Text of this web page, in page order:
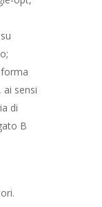
sensi
di
B